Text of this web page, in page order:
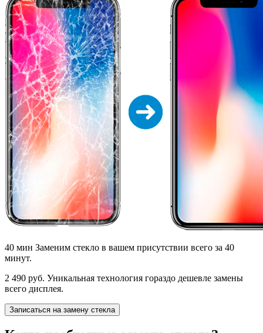
40 мин Заменим стекло в вашем присутствии всего за 40
минут.
2 490 руб. Уникальная технология гораздо дешевле замены
всего дисплея.
Записаться на замену стекла